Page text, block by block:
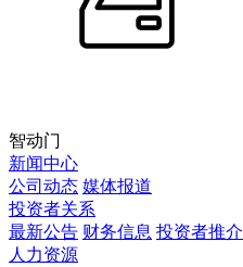
智动门
新闻中心
公司动态 媒体报道
投资者关系
最新公告 财务信息 投资者推介
人力资源